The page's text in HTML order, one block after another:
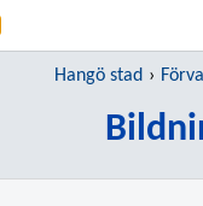
Hangö stad